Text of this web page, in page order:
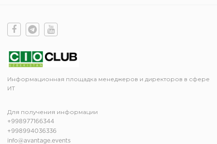
Информационная площадка менеджеров и директоров в сфере
ИТ
Для получения информации
+998977166344
+998994036336
info@avantage.events